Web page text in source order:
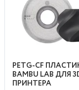
PETG-CF
BAMBU LAB ДЛЯ
ПРИНТЕРА